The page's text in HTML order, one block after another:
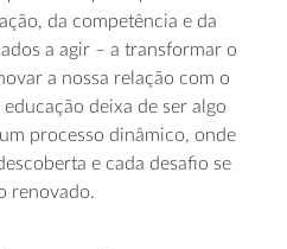
da competência e da
a agir – a transformar o
a nossa relação com o
deixa de ser algo
processo dinâmico, onde
e cada desafio se
renovado.